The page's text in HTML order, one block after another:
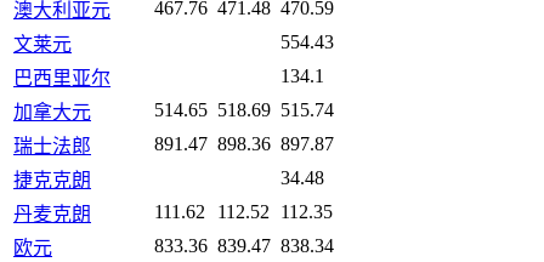
澳大利亚元 467.76 471.48 470.59
文莱元
554.43
巴西里亚尔
134.1
加拿大元
514.65 518.69 515.74
瑞士法郎
891.47 898.36 897.87
捷克克朗
34.48
丹麦克朗
111.62 112.52
112.35
欧元
833.36 839.47 838.34